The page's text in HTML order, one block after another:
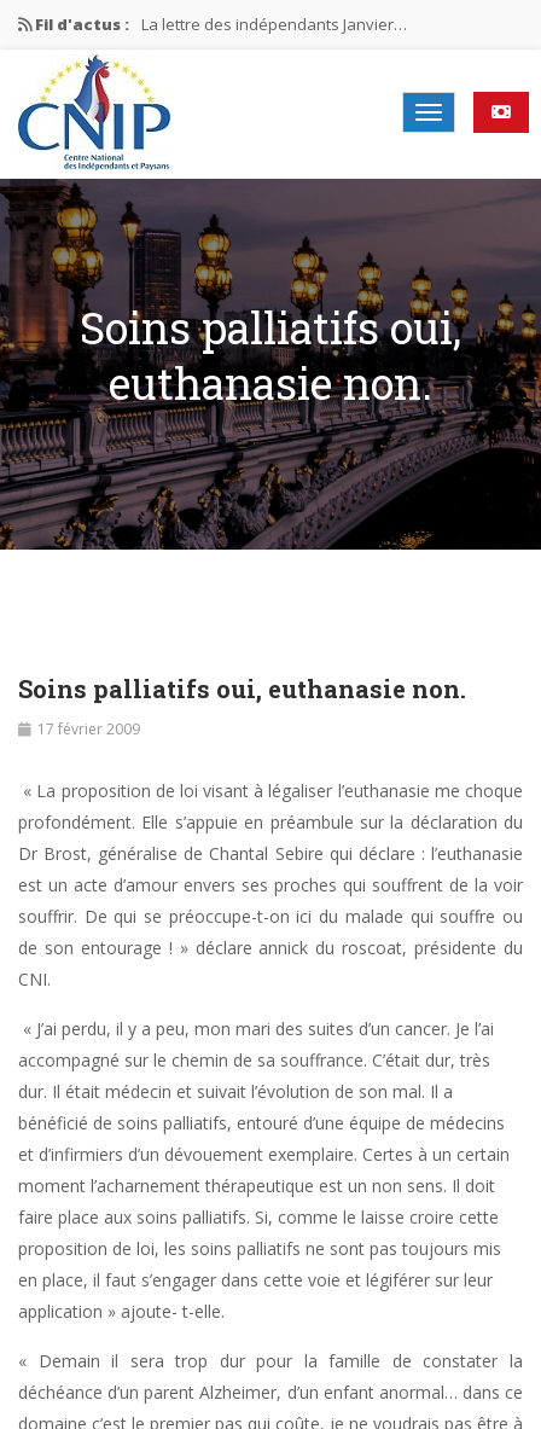
Fil d'actus : La lettre des indépendants Janvier…
La lettre des indépendants Novembre…
La lettre des indépendants Juin…
Mission nationale ÉLECTIONS MUNICIPALES 2026
La lettre des indépendants N°2-2026
Soins palliatifs oui,
euthanasie non.
Soins palliatifs oui, euthanasie non.
17 février 2009
« La proposition de loi visant à légaliser l’euthanasie me choque
profondément. Elle s’appuie en préambule sur la déclaration du
Dr Brost, généralise de Chantal Sebire qui déclare : l’euthanasie
est un acte d’amour envers ses proches qui souffrent de la voir
souffrir. De qui se préoccupe-t-on ici du malade qui souffre ou
de son entourage ! » déclare annick du roscoat, présidente du
CNI.
« J’ai perdu, il y a peu, mon mari des suites d’un cancer. Je l’ai
accompagné sur le chemin de sa souffrance. C’était dur, très
dur. Il était médecin et suivait l’évolution de son mal. Il a
bénéficié de soins palliatifs, entouré d’une équipe de médecins
et d’infirmiers d’un dévouement exemplaire. Certes à un certain
moment l’acharnement thérapeutique est un non sens. Il doit
faire place aux soins palliatifs. Si, comme le laisse croire cette
proposition de loi, les soins palliatifs ne sont pas toujours mis
en place, il faut s’engager dans cette voie et légiférer sur leur
application » ajoute- t-elle.
« Demain il sera trop dur pour la famille de constater la
déchéance d’un parent Alzheimer, d’un enfant anormal… dans ce
domaine c’est le premier pas qui coûte, je ne voudrais pas être à